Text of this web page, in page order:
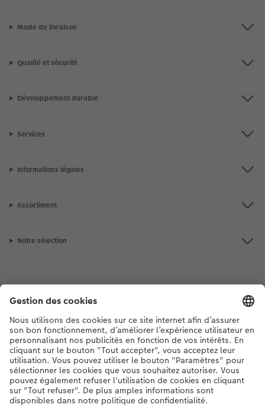
Mode de livraison
Qualité et sécurité
Développement durable
Services
Informations légales
Assortiment
Notre sélection
Si vous avez des questions concernant nos produits ou votre commande,
n'hésitez pas à nous contacter du lundi au dimanche, de 9h00 à 20h00
(hors jours fériés), au numéro de téléphone 044 499 00 12• 7j/7 • de 9h à
20h
DE|FR|IT